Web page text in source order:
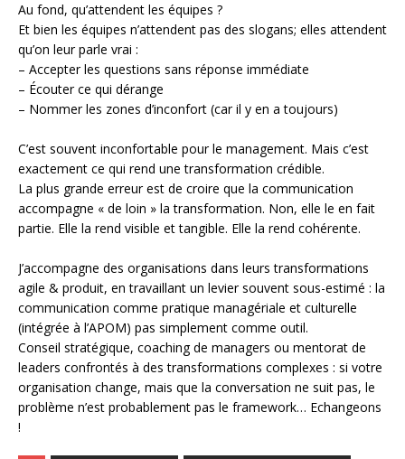
Au fond, qu’attendent les équipes ?
Et bien les équipes n’attendent pas des slogans; elles attendent
qu’on leur parle vrai :
– Accepter les questions sans réponse immédiate
– Écouter ce qui dérange
– Nommer les zones d’inconfort (car il y en a toujours)
C’est souvent inconfortable pour le management. Mais c’est
exactement ce qui rend une transformation crédible.
La plus grande erreur est de croire que la communication
accompagne « de loin » la transformation. Non, elle le en fait
partie. Elle la rend visible et tangible. Elle la rend cohérente.
J’accompagne des organisations dans leurs transformations
agile & produit, en travaillant un levier souvent sous-estimé : la
communication comme pratique managériale et culturelle
(intégrée à l’APOM) pas simplement comme outil.
Conseil stratégique, coaching de managers ou mentorat de
leaders confrontés à des transformations complexes : si votre
organisation change, mais que la conversation ne suit pas, le
problème n’est probablement pas le framework… Echangeons
!